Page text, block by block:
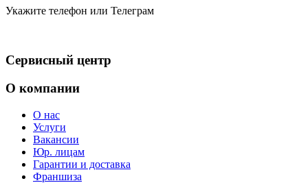
Укажите телефон или Телеграм
Сервисный центр
О компании
О нас
Услуги
Вакансии
Юр. лицам
Гарантии и доставка
Франшиза